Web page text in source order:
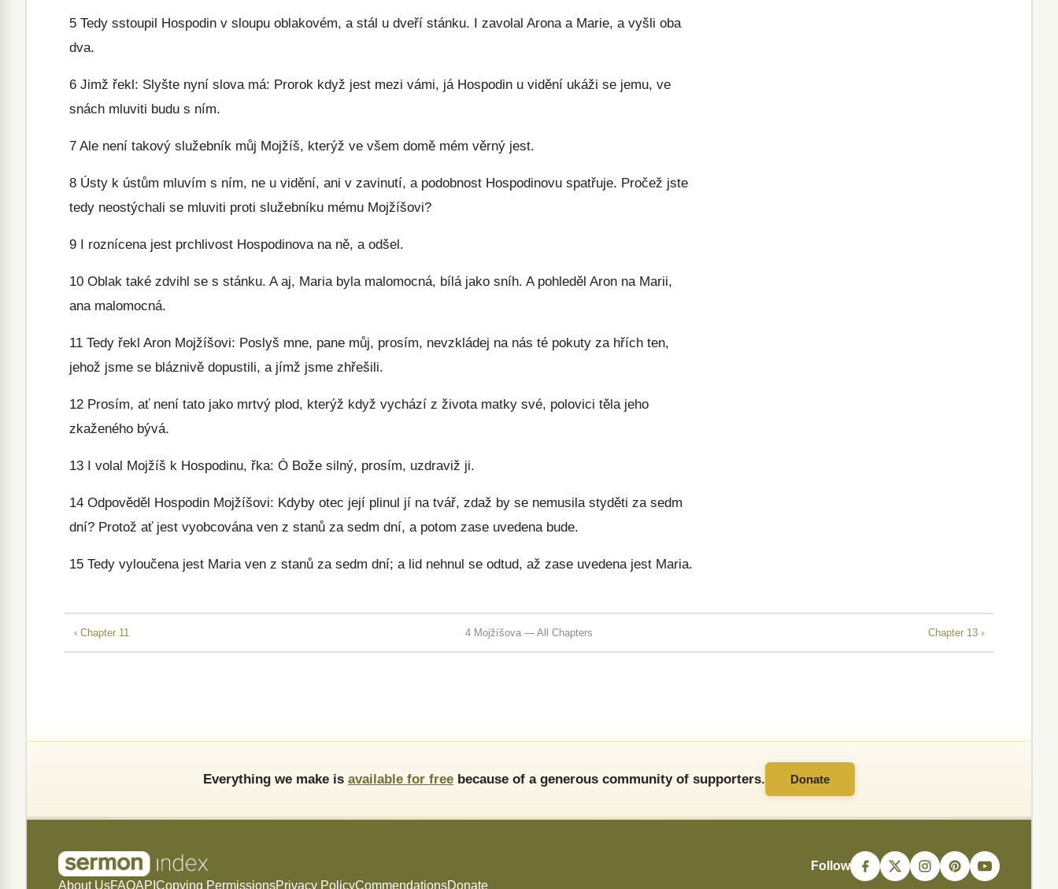
5 Tedy sstoupil Hospodin v sloupu oblakovém, a stál u dveří stánku. I zavolal Arona a Marie, a vyšli oba
dva.
6 Jimž řekl: Slyšte nyní slova má: Prorok když jest mezi vámi, já Hospodin u vidění ukáži se jemu, ve
snách mluviti budu s ním.
7 Ale není takový služebník můj Mojžíš, kterýž ve všem domě mém věrný jest.
8 Ústy k ústům mluvím s ním, ne u vidění, ani v zavinutí, a podobnost Hospodinovu spatřuje. Pročež jste
tedy neostýchali se mluviti proti služebníku mému Mojžíšovi?
9 I roznícena jest prchlivost Hospodinova na ně, a odšel.
10 Oblak také zdvihl se s stánku. A aj, Maria byla malomocná, bílá jako sníh. A pohleděl Aron na Marii,
ana malomocná.
11 Tedy řekl Aron Mojžíšovi: Poslyš mne, pane můj, prosím, nevzkládej na nás té pokuty za hřích ten,
jehož jsme se bláznivě dopustili, a jímž jsme zhřešili.
12 Prosím, ať není tato jako mrtvý plod, kterýž když vychází z života matky své, polovici těla jeho
zkaženého bývá.
13 I volal Mojžíš k Hospodinu, řka: Ó Bože silný, prosím, uzdraviž ji.
14 Odpověděl Hospodin Mojžíšovi: Kdyby otec její plinul jí na tvář, zdaž by se nemusila styděti za sedm
dní? Protož ať jest vyobcována ven z stanů za sedm dní, a potom zase uvedena bude.
15 Tedy vyloučena jest Maria ven z stanů za sedm dní; a lid nehnul se odtud, až zase uvedena jest Maria.
‹ Chapter 11 4 Mojžíšova — All Chapters Chapter 13 ›
Everything we make is available for free because of a generous community of supporters. Donate
About UsFAQAPI Copying PermissionsPrivacy PolicyCommendationsDonate
Follow